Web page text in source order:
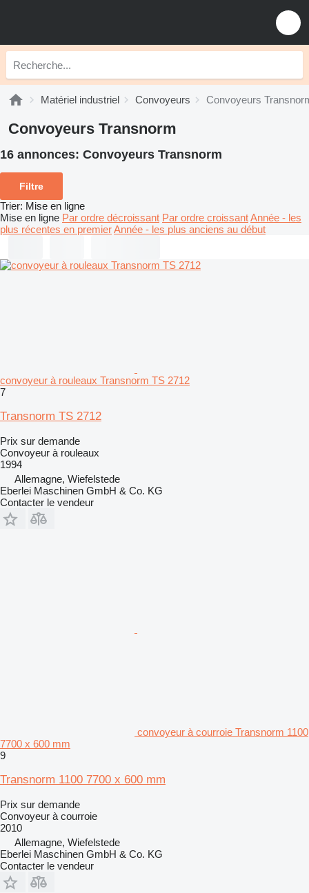
Matériel industriel Convoyeurs Convoyeurs
Convoyeurs Transnorm
16 annonces: Convoyeurs Transnorm
Filtre
Trier: Mise en ligne
Mise en ligne Par ordre décroissant Par ordre croissantAnnée - les
plus récentes en premierAnnée - les plus anciens au début
convoyeur à rouleaux Transnorm TS 2712
7
Transnorm TS 2712
Prix sur demande
Convoyeur à rouleaux
1994
Allemagne, Wiefelstede
Eberlei Maschinen GmbH & Co. KG
Contacter le vendeur
convoyeur à courroie Transnorm 1100
7700 x 600 mm
9
Transnorm 1100 7700 x 600 mm
Prix sur demande
Convoyeur à courroie
2010
Allemagne, Wiefelstede
Eberlei Maschinen GmbH & Co. KG
Contacter le vendeur